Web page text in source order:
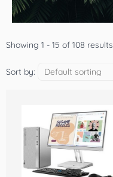
Showing 1 - 15 of 108 results
Sort by: